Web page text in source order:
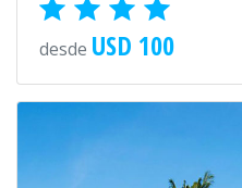
desde USD 100